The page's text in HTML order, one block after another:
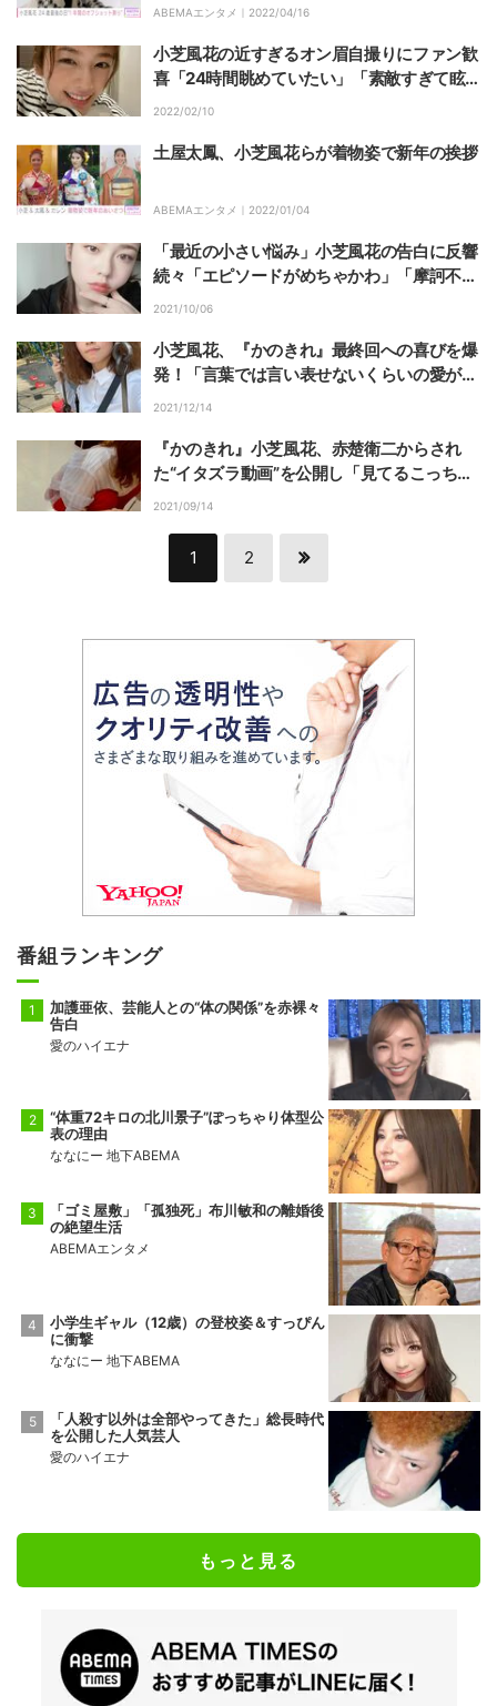
ABEMAエンタメ｜ 2022/04/16
小芝風花の近すぎるオン眉自撮りにファン歓
喜「24時間眺めていたい」「素敵すぎて眩
しい」
2022/02/10
土屋太鳳、小芝風花らが着物姿で新年の挨拶
ABEMAエンタメ｜ 2022/01/04
「最近の小さい悩み」小芝風花の告白に反響
続々「エピソードがめちゃかわ」「摩訶不思
議ですね」
2021/10/06
小芝風花、『かのきれ』最終回への喜びを爆
発！「言葉では言い表せないくらいの愛が詰
まった作品」
2021/12/14
『かのきれ』小芝風花、赤楚衛二からされ
た“イタズラ動画”を公開し「見てるこっちが
ニヤニヤ」の声
2021/09/14
1 2
番組ランキング
加護亜依、芸能人との“体の関係”を赤裸々
告白
愛のハイエナ
“体重72キロの北川景子”ぽっちゃり体型公
表の理由
ななにー 地下ABEMA
「ゴミ屋敷」「孤独死」布川敏和の離婚後
の絶望生活
ABEMAエンタメ
小学生ギャル（12歳）の登校姿＆すっぴん
に衝撃
ななにー 地下ABEMA
「人殺す以外は全部やってきた」総長時代
を公開した人気芸人
愛のハイエナ
もっと見る